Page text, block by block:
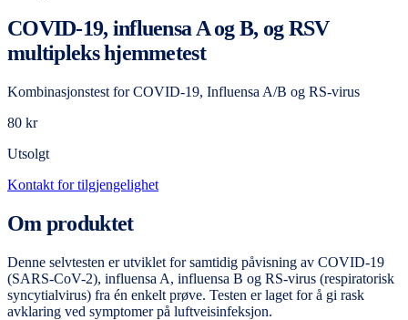
COVID-19, influensa A og B, og RSV
multipleks hjemmetest
Kombinasjonstest for COVID-19, Influensa A/B og RS-virus
80 kr
Utsolgt
Kontakt for tilgjengelighet
Om produktet
Denne selvtesten er utviklet for samtidig påvisning av COVID-19
(SARS-CoV-2), influensa A, influensa B og RS-virus (respiratorisk
syncytialvirus) fra én enkelt prøve. Testen er laget for å gi rask
avklaring ved symptomer på luftveisinfeksjon.